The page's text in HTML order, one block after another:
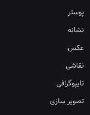
پوستر
نشانه
عکس
نقاشی
تایپوگرافی
تصویر سازی